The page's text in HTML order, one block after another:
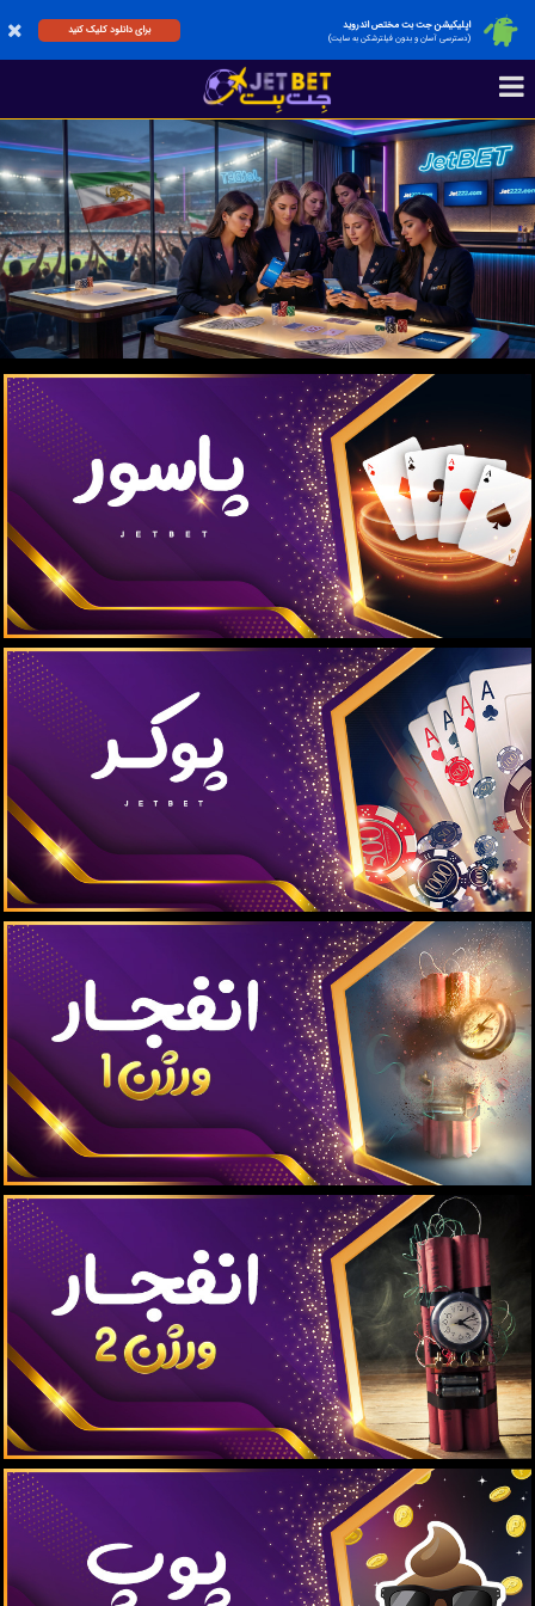
اپلیکیشن جت بت مختص اندروید
(دسترسی آسان و بدون فیلترشکن به سایت)
برای دانلود کلیک کنید